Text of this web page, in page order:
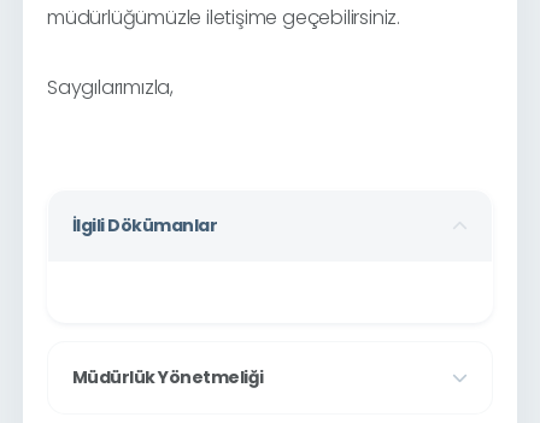
müdürlüğümüzle iletişime geçebilirsiniz.
Saygılarımızla,
İlgili Dökümanlar
Müdürlük Yönetmeliği